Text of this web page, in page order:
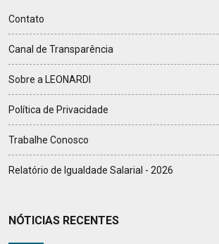
Contato
Canal de Transparência
Sobre a LEONARDI
Política de Privacidade
Trabalhe Conosco
Relatório de Igualdade Salarial - 2026
NÓTICIAS RECENTES